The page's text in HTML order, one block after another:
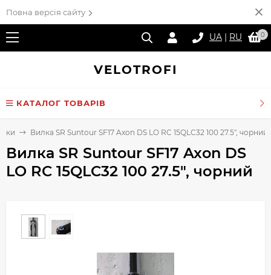
Повна версія сайту
UA | RU 0
VELOTROFI
КАТАЛОГ ТОВАРІВ
Вилка SR Suntour SF17 Axon DS LO RC 15QLC32 100 27.5", чорний
Вилка SR Suntour SF17 Axon DS
LO RC 15QLC32 100 27.5", чорний